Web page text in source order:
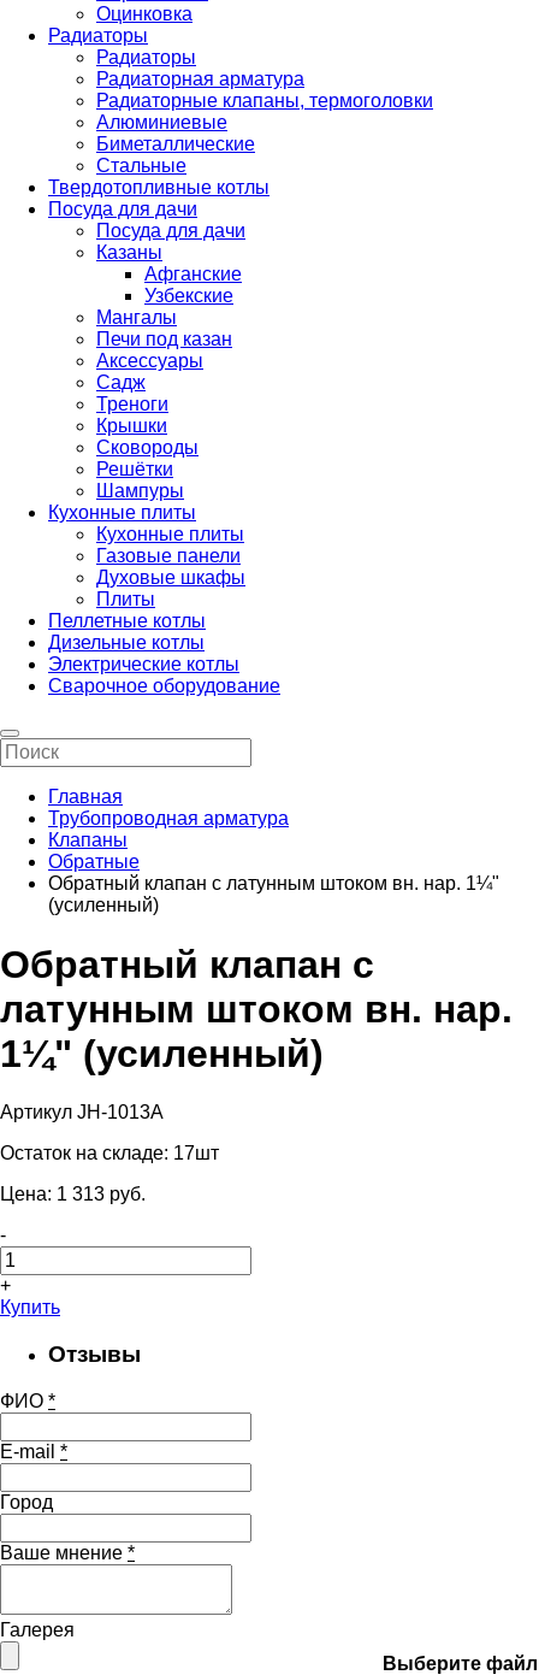
Оцинковка
Радиаторы
Радиаторы
Радиаторная арматура
Радиаторные клапаны, термоголовки
Алюминиевые
Биметаллические
Стальные
Твердотопливные котлы
Посуда для дачи
Посуда для дачи
Казаны
Афганские
Узбекские
Мангалы
Печи под казан
Аксессуары
Садж
Треноги
Крышки
Сковороды
Решётки
Шампуры
Кухонные плиты
Кухонные плиты
Газовые панели
Духовые шкафы
Плиты
Пеллетные котлы
Дизельные котлы
Электрические котлы
Сварочное оборудование
Главная
Трубопроводная арматура
Клапаны
Обратные
Обратный клапан с латунным штоком вн. нар. 1¼"
(усиленный)
Обратный клапан с
латунным штоком вн. нар.
1¼" (усиленный)
Артикул JH-1013A
Остаток на складе: 17шт
Цена: 1 313 pуб.
-
+
Купить
Отзывы
ФИО *
E-mail *
Город
Ваше мнение *
Галерея
Выберите файл